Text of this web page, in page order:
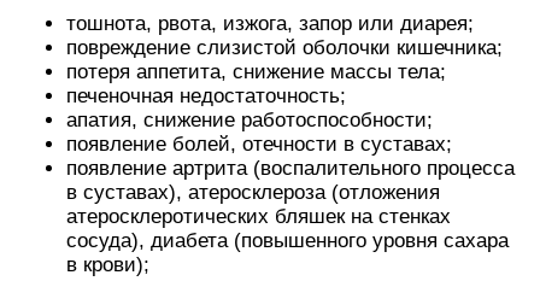
тошнота, рвота, изжога, запор или диарея;
повреждение слизистой оболочки кишечника;
потеря аппетита, снижение массы тела;
печеночная недостаточность;
апатия, снижение работоспособности;
появление болей, отечности в суставах;
появление артрита (воспалительного процесса
в суставах), атеросклероза (отложения
атеросклеротических бляшек на стенках
сосуда), диабета (повышенного уровня сахара
в крови);